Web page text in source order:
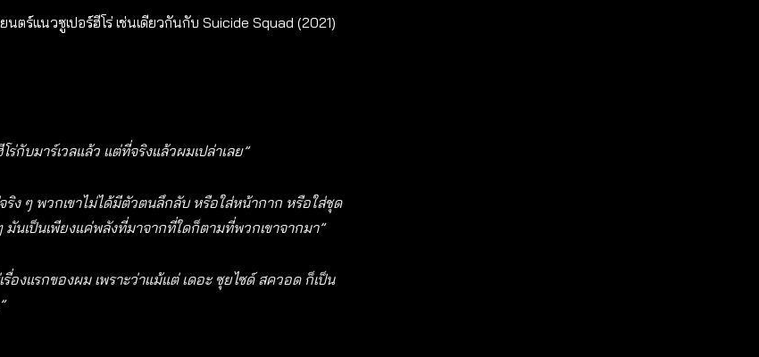
ร์แนวซูเปอร์ฮีโร่ เช่นเดียวกันกับ Suicide Squad (2021)
กับมาร์เวลแล้ว แต่ที่จริงแล้วผมเปล่าเลย”
ง ๆ พวกเขาไม่ได้มีตัวตนลึกลับ หรือใส่หน้ากาก หรือใส่ชุด
นเป็นเพียงแค่พลังที่มาจากที่ใดก็ตามที่พวกเขาจากมา”
องแรกของผม เพราะว่าแม้แต่ เดอะ ซุยไซด์ สควอด ก็เป็น